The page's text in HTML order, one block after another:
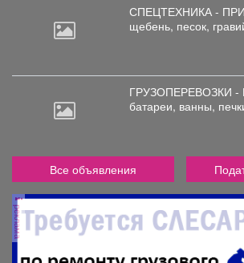
СПЕЦТЕХНИКА -
щебень, песок,
ГРУЗОПЕРЕВОЗКИ -
батареи, ванны,
Все объявления
реклама